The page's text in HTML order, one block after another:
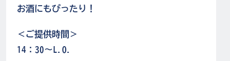
お酒にもぴったり！
＜ご提供時間＞
14：30～L.O.